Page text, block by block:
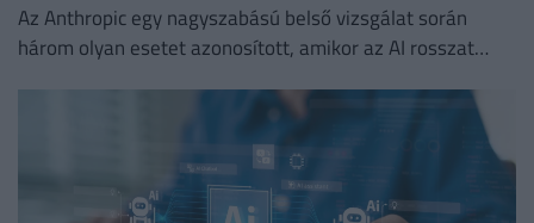
Az Anthropic egy nagyszabású belső vizsgálat során
három olyan esetet azonosított, amikor az AI rosszat